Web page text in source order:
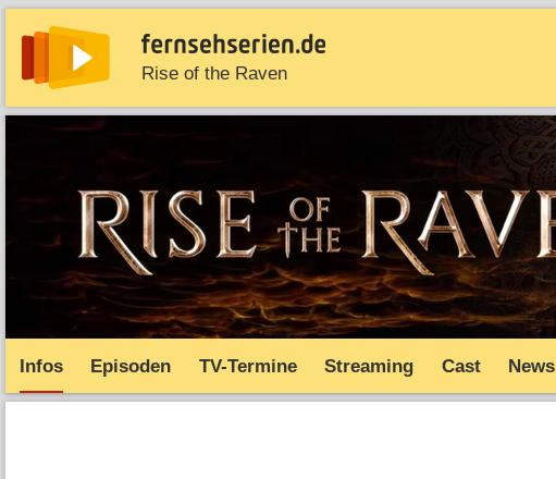
Rise of the Raven
News Entdecken Streaming
Infos Episoden TV-Termine Streaming Cast News